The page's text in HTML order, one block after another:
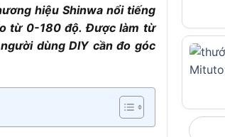
hiệu Shinwa nổi tiếng
từ 0-180 độ. Được làm từ
dùng DIY cần đo góc